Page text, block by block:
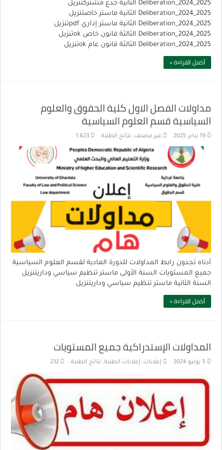
Deliberation_2024_2025 الثانية جدع مشتركتنزيل
Deliberation_2024_2025 الثانية ماستر خاصتنزيل
Deliberation_2024_2025 الثانية ماستر إداري pdfتنزيل
Deliberation_2024_2025 الثالثة قانون خاص okتنزيل
Deliberation_2024_2025 الثالثة قانون عام okتنزيل
أكمل القراءة »
مداولات الفصل الاول كلية الحقوق والعلوم
السياسية قسم العلوم السياسية
19 يناير 2025 غير مصنف, نتائج الطلبة 1,623
أدناه تجدون رابط المداولات للدورة العادية لقسم العلوم السياسية
جميع المستويات السنة الأولى ماستر تنظيم سياسي وداريتنزيل
السنة الثانية ماستر تنظيم سياسي وداريتنزيل
أكمل القراءة »
المداولات الإستدراكية جميع المستويات
5 يوليو 2024 إعلانات, إعلانات الطلبة, نتائج الطلبة 232